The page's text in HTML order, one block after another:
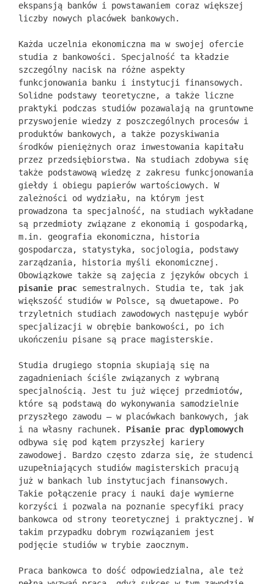
ekspansją banków i powstawaniem coraz większej
liczby nowych placówek bankowych.
Każda uczelnia ekonomiczna ma w swojej ofercie
studia z bankowości. Specjalność ta kładzie
szczególny nacisk na różne aspekty
funkcjonowania banku i instytucji finansowych.
Solidne podstawy teoretyczne, a także liczne
praktyki podczas studiów pozawalają na gruntowne
przyswojenie wiedzy z poszczególnych procesów i
produktów bankowych, a także pozyskiwania
środków pieniężnych oraz inwestowania kapitału
przez przedsiębiorstwa. Na studiach zdobywa się
także podstawową wiedzę z zakresu funkcjonowania
giełdy i obiegu papierów wartościowych. W
zależności od wydziału, na którym jest
prowadzona ta specjalność, na studiach wykładane
są przedmioty związane z ekonomią i gospodarką,
m.in. geografia ekonomiczna, historia
gospodarcza, statystyka, socjologia, podstawy
zarządzania, historia myśli ekonomicznej.
Obowiązkowe także są zajęcia z języków obcych i
pisanie prac semestralnych. Studia te, tak jak
większość studiów w Polsce, są dwuetapowe. Po
trzyletnich studiach zawodowych następuje wybór
specjalizacji w obrębie bankowości, po ich
ukończeniu pisane są prace magisterskie.
Studia drugiego stopnia skupiają się na
zagadnieniach ściśle związanych z wybraną
specjalnością. Jest tu już więcej przedmiotów,
które są podstawą do wykonywania samodzielnie
przyszłego zawodu – w placówkach bankowych, jak
i na własny rachunek. Pisanie prac dyplomowych
odbywa się pod kątem przyszłej kariery
zawodowej. Bardzo często zdarza się, że studenci
uzupełniających studiów magisterskich pracują
już w bankach lub instytucjach finansowych.
Takie połączenie pracy i nauki daje wymierne
korzyści i pozwala na poznanie specyfiki pracy
bankowca od strony teoretycznej i praktycznej. W
takim przypadku dobrym rozwiązaniem jest
podjęcie studiów w trybie zaocznym.
Praca bankowca to dość odpowiedzialna, ale też